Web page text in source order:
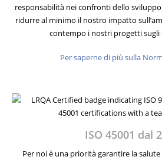
responsabilità nei confronti dello
ridurre al minimo il nostro impatto
contempo i nostri progetti sugli
Per saperne di più sulla
ISO 45001 dal
Per noi è una priorità garantire la